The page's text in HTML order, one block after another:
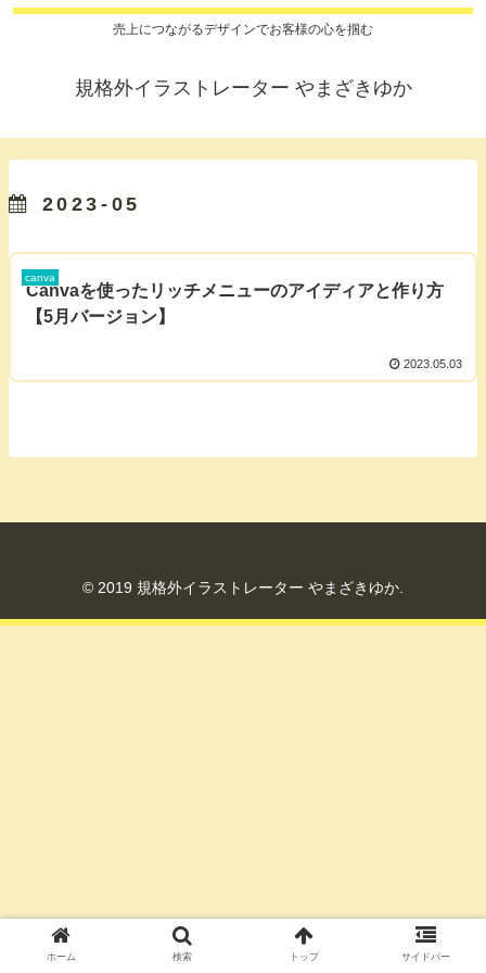
売上につながるデザインでお客様の心を掴む
規格外イラストレーター やまざきゆか
2023-05
canva
Canvaを使ったリッチメニューのアイディアと作り方
【5月バージョン】
2023.05.03
© 2019 規格外イラストレーター やまざきゆか.
ホーム 検索 トップ サイドバー